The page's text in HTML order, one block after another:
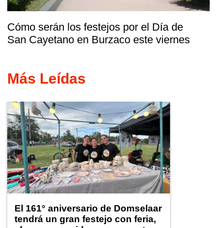
Cómo serán los festejos por el Día de
San Cayetano en Burzaco este viernes
Más Leídas
El 161° aniversario de Domselaar
tendrá un gran festejo con feria,